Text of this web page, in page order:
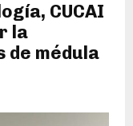
CUCAI
la
de médula